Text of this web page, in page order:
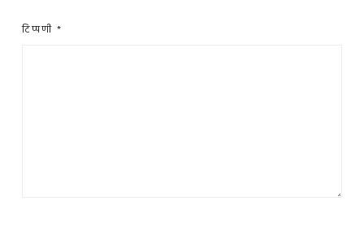
टिप्पणी *